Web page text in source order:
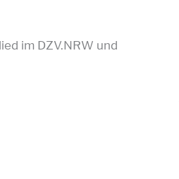
im DZV.NRW und